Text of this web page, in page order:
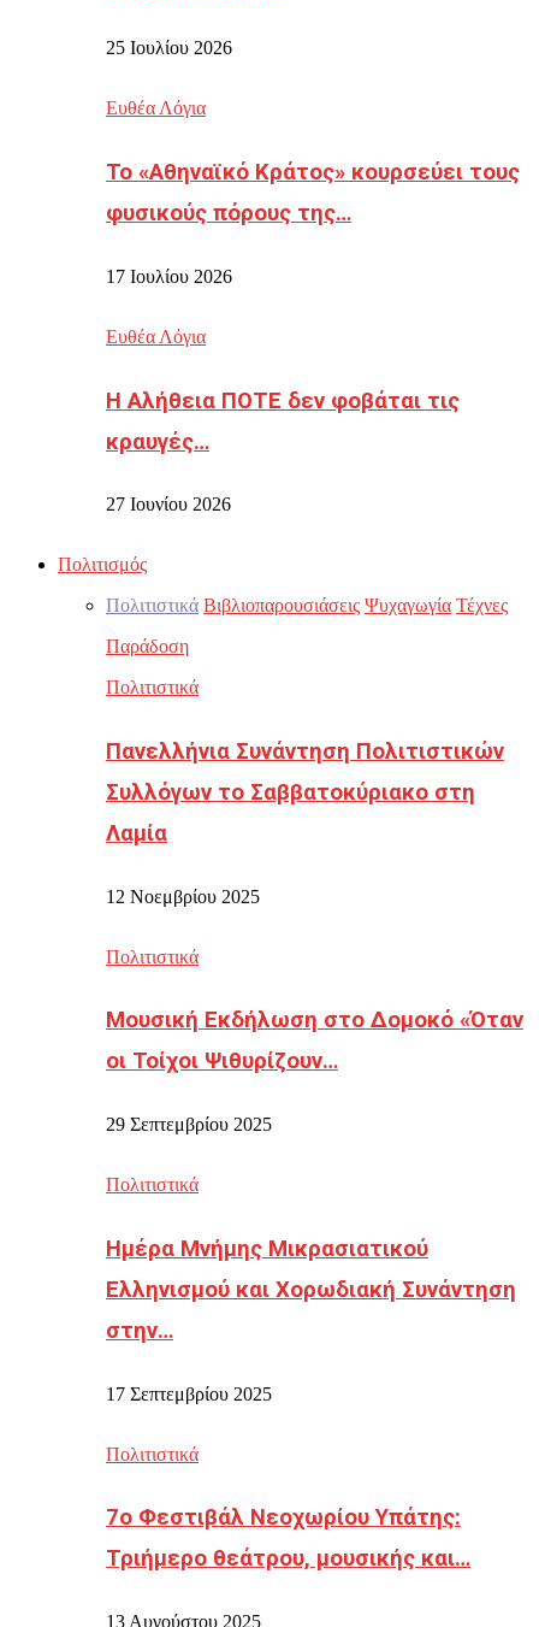
25 Ιουλίου 2026
Ευθέα Λόγια
Το «Αθηναϊκό Κράτος» κουρσεύει τους
φυσικούς πόρους της…
17 Ιουλίου 2026
Ευθέα Λόγια
Η Αλήθεια ΠΟΤΕ δεν φοβάται τις
κραυγές…
27 Ιουνίου 2026
Πολιτισμός
Πολιτιστικά Βιβλιοπαρουσιάσεις Ψυχαγωγία Τέχνες
Παράδοση
Πολιτιστικά
Πανελλήνια Συνάντηση Πολιτιστικών
Συλλόγων το Σαββατοκύριακο στη
Λαμία
12 Νοεμβρίου 2025
Πολιτιστικά
Μουσική Εκδήλωση στο Δομοκό «Όταν
οι Τοίχοι Ψιθυρίζουν…
29 Σεπτεμβρίου 2025
Πολιτιστικά
Ημέρα Μνήμης Μικρασιατικού
Ελληνισμού και Χορωδιακή Συνάντηση
στην…
17 Σεπτεμβρίου 2025
Πολιτιστικά
7ο Φεστιβάλ Νεοχωρίου Υπάτης:
Τριήμερο θεάτρου, μουσικής και…
13 Αυγούστου 2025